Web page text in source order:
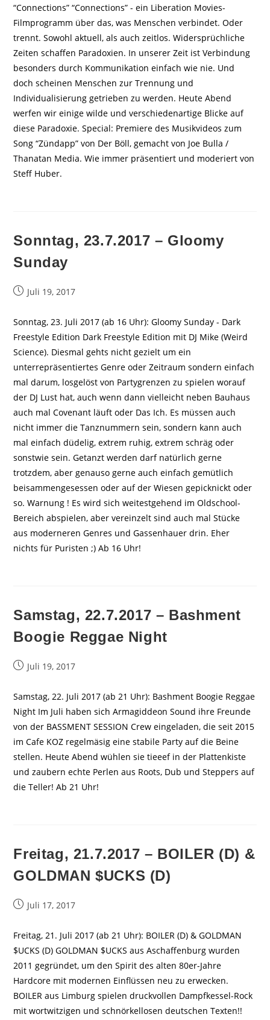
“Connections” “Connections” - ein Liberation Movies-
Filmprogramm über das, was Menschen verbindet. Oder
trennt. Sowohl aktuell, als auch zeitlos. Widersprüchliche
Zeiten schaffen Paradoxien. In unserer Zeit ist Verbindung
besonders durch Kommunikation einfach wie nie. Und
doch scheinen Menschen zur Trennung und
Individualisierung getrieben zu werden. Heute Abend
werfen wir einige wilde und verschiedenartige Blicke auf
diese Paradoxie. Special: Premiere des Musikvideos zum
Song “Zündapp” von Der Böll, gemacht von Joe Bulla /
Thanatan Media. Wie immer präsentiert und moderiert von
Steff Huber.
Sonntag, 23.7.2017 – Gloomy
Sunday
BeitragJuli 19, 2017
Sonntag, 23. Juli 2017 (ab 16 Uhr): Gloomy Sunday - Dark
Freestyle Edition Dark Freestyle Edition mit DJ Mike (Weird
Science). Diesmal gehts nicht gezielt um ein
unterrepräsentiertes Genre oder Zeitraum sondern einfach
mal darum, losgelöst von Partygrenzen zu spielen worauf
der DJ Lust hat, auch wenn dann vielleicht neben Bauhaus
auch mal Covenant läuft oder Das Ich. Es müssen auch
nicht immer die Tanznummern sein, sondern kann auch
mal einfach düdelig, extrem ruhig, extrem schräg oder
sonstwie sein. Getanzt werden darf natürlich gerne
trotzdem, aber genauso gerne auch einfach gemütlich
beisammengesessen oder auf der Wiesen gepicknickt oder
so. Warnung ! Es wird sich weitestgehend im Oldschool-
Bereich abspielen, aber vereinzelt sind auch mal Stücke
aus moderneren Genres und Gassenhauer drin. Eher
nichts für Puristen ;) Ab 16 Uhr!
Samstag, 22.7.2017 – Bashment
Boogie Reggae Night
BeitragJuli 19, 2017
Samstag, 22. Juli 2017 (ab 21 Uhr): Bashment Boogie Reggae
Night Im Juli haben sich Armagiddeon Sound ihre Freunde
von der BASSMENT SESSION Crew eingeladen, die seit 2015
im Cafe KOZ regelmäsig eine stabile Party auf die Beine
stellen. Heute Abend wühlen sie tieeef in der Plattenkiste
und zaubern echte Perlen aus Roots, Dub und Steppers auf
die Teller! Ab 21 Uhr!
Freitag, 21.7.2017 – BOILER (D) &
GOLDMAN $UCKS (D)
BeitragJuli 17, 2017
Freitag, 21. Juli 2017 (ab 21 Uhr): BOILER (D) & GOLDMAN
$UCKS (D) GOLDMAN $UCKS aus Aschaffenburg wurden
2011 gegründet, um den Spirit des alten 80er-Jahre
Hardcore mit modernen Einflüssen neu zu erwecken.
BOILER aus Limburg spielen druckvollen Dampfkessel-Rock
mit wortwitzigen und schnörkellosen deutschen Texten!!